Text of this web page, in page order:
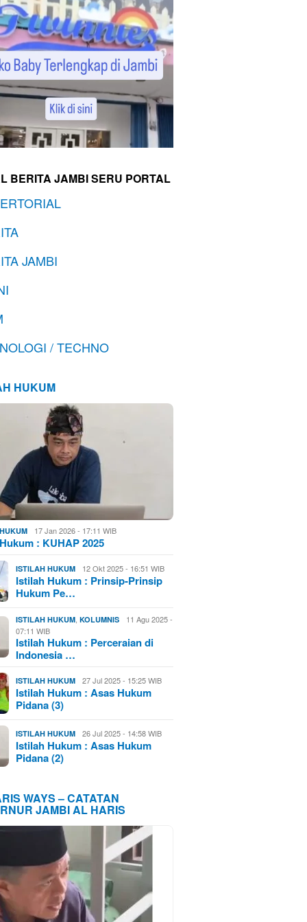
BERITA JAMBI SERU PORTAL
JAMBI
/ TECHNO
HUKUM
17 Jan 2026 - 17:11 WIB
: KUHAP 2025
ISTILAH HUKUM 12 Okt 2025 - 16:51 WIB
Istilah Hukum : Prinsip-Prinsip
Hukum Pe…
ISTILAH HUKUM ,KOLUMNIS
11 Agu 2025 -
07:11 WIB
Istilah Hukum : Perceraian di
Indonesia …
ISTILAH HUKUM 27 Jul 2025 - 15:25 WIB
Istilah Hukum : Asas Hukum
Pidana (3)
ISTILAH HUKUM 26 Jul 2025 - 14:58 WIB
Istilah Hukum : Asas Hukum
Pidana (2)
WAYS – CATATAN
JAMBI AL HARIS